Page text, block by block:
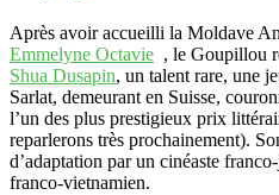
Après avoir accueilli la Moldave
Emmelyne Octavie , le Goupillou
Shua Dusapin, un talent rare, une
Sarlat, demeurant en Suisse,
l’un des plus prestigieux prix
reparlerons très prochainement).
d’adaptation par un cinéaste
franco-vietnamien.